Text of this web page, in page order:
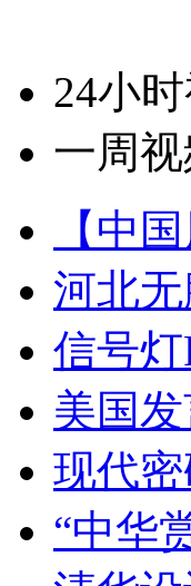
24小
一周
【中
河北
信号
美国
现代
“中华